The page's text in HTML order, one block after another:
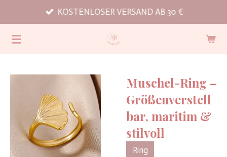
Hauptinhalt
springen
KOSTENLOSER VERSAND AB 30 €
Muschel-Ring –
Größenverstell
bar, maritim &
stilvoll
Ring